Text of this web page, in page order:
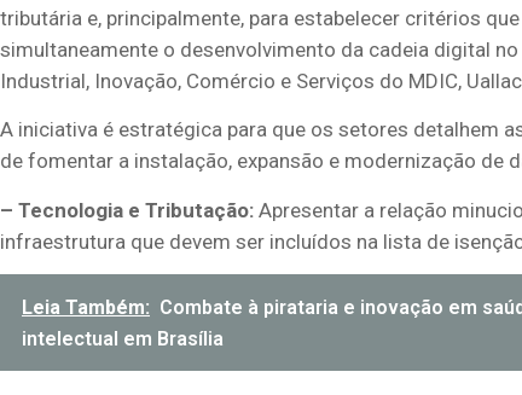
tributária e, principalmente, para estabelecer critérios
simultaneamente o desenvolvimento da cadeia digital
Industrial, Inovação, Comércio e Serviços do MDIC,
A iniciativa é estratégica para que os setores detalhem
de fomentar a instalação, expansão e modernização
– Tecnologia e Tributação: Apresentar a relação
infraestrutura que devem ser incluídos na lista de
Leia Também: Combate à pirataria e inovação em
intelectual em Brasília